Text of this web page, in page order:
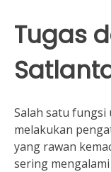
Tugas
Salah satu fungsi
melakukan
yang rawan
sering